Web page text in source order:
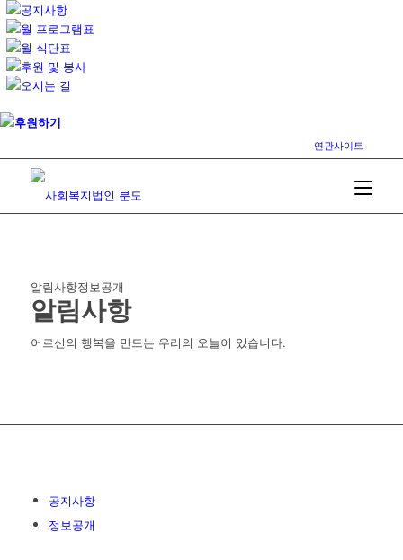
공지사항
월 프로그램표
월 식단표
후원 및 봉사
오시는 길
후원하기
연관사이트
알림사항정보공개
알림사항
어르신의 행복을 만드는 우리의 오늘이 있습니다.
공지사항
정보공개